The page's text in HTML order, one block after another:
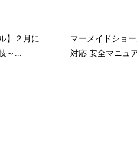
】２月に
～...
マーメイドショ
対応 安全マニュ